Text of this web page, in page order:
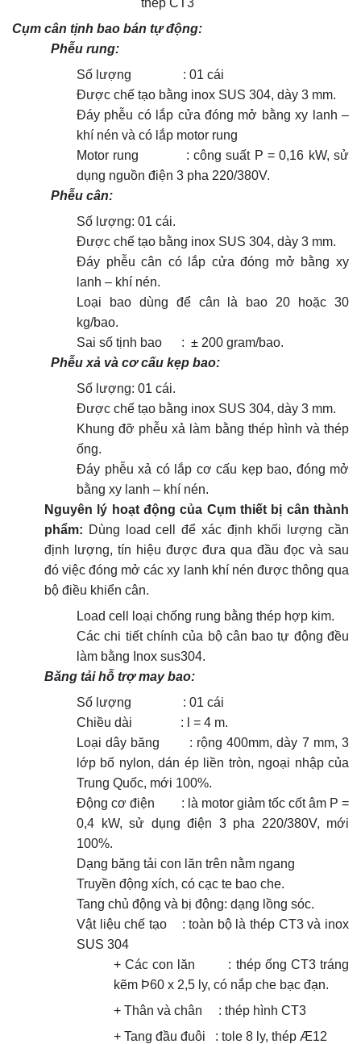
thép CT3
Cụm cân tịnh bao bán tự động:
Phễu rung:
Số lượng : 01 cái
Được chế tạo bằng inox SUS 304, dày 3 mm.
Đáy phễu có lắp cửa đóng mở bằng xy lanh –
khí nén và có lắp motor rung
Motor rung : công suất P = 0,16 kW, sử
dụng nguồn điện 3 pha 220/380V.
Phễu cân:
Số lượng: 01 cái.
Được chế tạo bằng inox SUS 304, dày 3 mm.
Đáy phễu cân có lắp cửa đóng mở bằng xy
lanh – khí nén.
Loại bao dùng để cân là bao 20 hoặc 30
kg/bao.
Sai số tịnh bao : ± 200 gram/bao.
Phễu xả và cơ cấu kẹp bao:
Số lượng: 01 cái.
Được chế tạo bằng inox SUS 304, dày 3 mm.
Khung đỡ phễu xả làm bằng thép hình và thép
ống.
Đáy phễu xả có lắp cơ cấu kẹp bao, đóng mở
bằng xy lanh – khí nén.
Nguyên lý hoạt động của Cụm thiết bị cân thành
phẩm: Dùng load cell để xác định khối lượng cần
định lượng, tín hiệu được đưa qua đầu đọc và sau
đó việc đóng mở các xy lanh khí nén được thông qua
bộ điều khiển cân.
Load cell loại chống rung bằng thép hợp kim.
Các chi tiết chính của bộ cân bao tự động đều
làm bằng Inox sus304.
Băng tải hỗ trợ may bao:
Số lượng : 01 cái
Chiều dài : l = 4 m.
Loại dây băng : rộng 400mm, dày 7 mm, 3
lớp bố nylon, dán ép liền tròn, ngoại nhập của
Trung Quốc, mới 100%.
Động cơ điện : là motor giảm tốc cốt âm P =
0,4 kW, sử dụng điện 3 pha 220/380V, mới
100%.
Dạng băng tải con lăn trên nằm ngang
Truyền động xích, có cạc te bao che.
Tang chủ động và bị động: dạng lồng sóc.
Vật liệu chế tạo : toàn bộ là thép CT3 và inox
SUS 304
+ Các con lăn : thép ống CT3 tráng
kẽm Þ60 x 2,5 ly, có nắp che bạc đạn.
+ Thân và chân : thép hình CT3
+ Tang đầu đuôi : tole 8 ly, thép Æ12